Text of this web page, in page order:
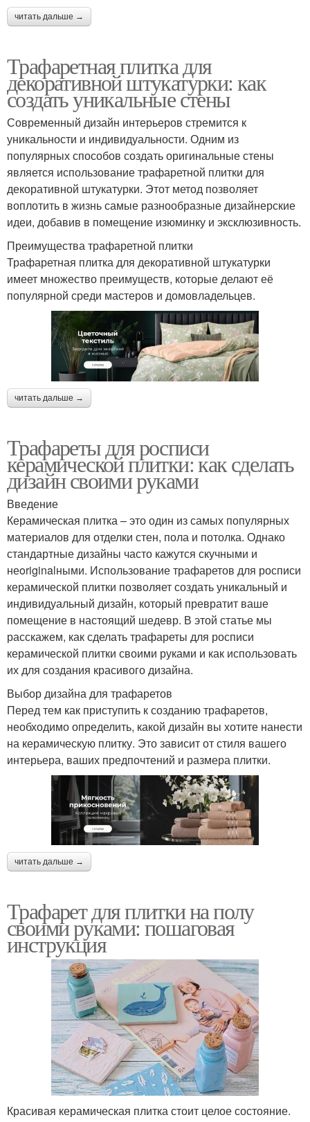
читать дальше →
Трафаретная плитка для
декоративной штукатурки: как
создать уникальные стены
Современный дизайн интерьеров стремится к
уникальности и индивидуальности. Одним из
популярных способов создать оригинальные стены
является использование трафаретной плитки для
декоративной штукатурки. Этот метод позволяет
воплотить в жизнь самые разнообразные дизайнерские
идеи, добавив в помещение изюминку и эксклюзивность.
Преимущества трафаретной плитки
Трафаретная плитка для декоративной штукатурки
имеет множество преимуществ, которые делают её
популярной среди мастеров и домовладельцев.
читать дальше →
Трафареты для росписи
керамической плитки: как сделать
дизайн своими руками
Введение
Керамическая плитка – это один из самых популярных
материалов для отделки стен, пола и потолка. Однако
стандартные дизайны часто кажутся скучными и
неoriginalными. Использование трафаретов для росписи
керамической плитки позволяет создать уникальный и
индивидуальный дизайн, который превратит ваше
помещение в настоящий шедевр. В этой статье мы
расскажем, как сделать трафареты для росписи
керамической плитки своими руками и как использовать
их для создания красивого дизайна.
Выбор дизайна для трафаретов
Перед тем как приступить к созданию трафаретов,
необходимо определить, какой дизайн вы хотите нанести
на керамическую плитку. Это зависит от стиля вашего
интерьера, ваших предпочтений и размера плитки.
читать дальше →
Трафарет для плитки на полу
своими руками: пошаговая
инструкция
Красивая керамическая плитка стоит целое состояние.